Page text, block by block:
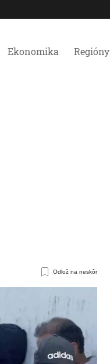
Ekonomika Regióny
Odlož na neskôr